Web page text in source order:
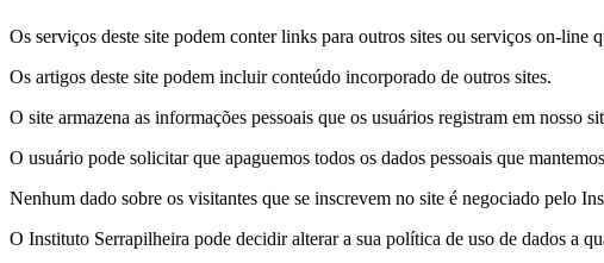
Os serviços deste site podem conter links para outros sites ou serviços on-
Os artigos deste site podem incluir conteúdo incorporado de outros sites.
O site armazena as informações pessoais que os usuários registram em nosso
O usuário pode solicitar que apaguemos todos os dados pessoais que
Nenhum dado sobre os visitantes que se inscrevem no site é negociado pelo
O Instituto Serrapilheira pode decidir alterar a sua política de uso de dados a